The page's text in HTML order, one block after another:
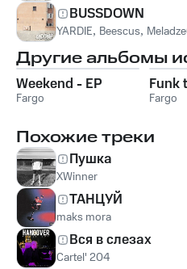
BUSSDOWN
YARDIE, Beescus,
Другие альбомы
Weekend - EP
Fargo
Funk
Fargo
Похожие треки
Пушка
XWinner
ТАНЦУЙ
maks mora
Вся в слезах
Cartel' 204